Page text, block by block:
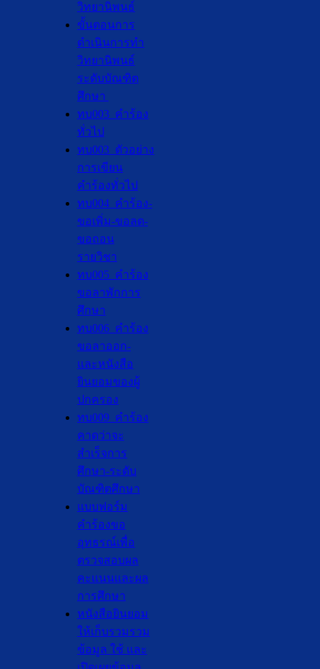
วิทยานิพนธ์
ขั้นตอนการ
ดำเนินการทำ
วิทยานิพนธ์
ระดับบัณฑิต
ศึกษา
ทบ003_คำร้อง
ทั่วไป
ทบ003_ตัวอย่าง
การเขียน
คำร้องทั่วไป
ทบ004_คำร้อง-
ขอเพิ่ม-ขอลด-
ขอถอน
รายวิชา
ทบ005_คำร้อง
ขอลาพักการ
ศึกษา
ทบ006_คำร้อง
ขอลาออก-
และหนังสือ
ยินยอมของผู้
ปกครอง
ทบ009_คำร้อง
คาดว่าจะ
สำเร็จการ
ศึกษา-ระดับ
บัณฑิตศึกษา
แบบฟอร์ม
คำร้องขอ
อุทธรณ์เพื่อ
ตรวจสอบผล
คะแนนและผล
การศึกษา
หนังสือยินยอม
ให้เก็บรวมรวม
ข้อมูล ใช้ และ